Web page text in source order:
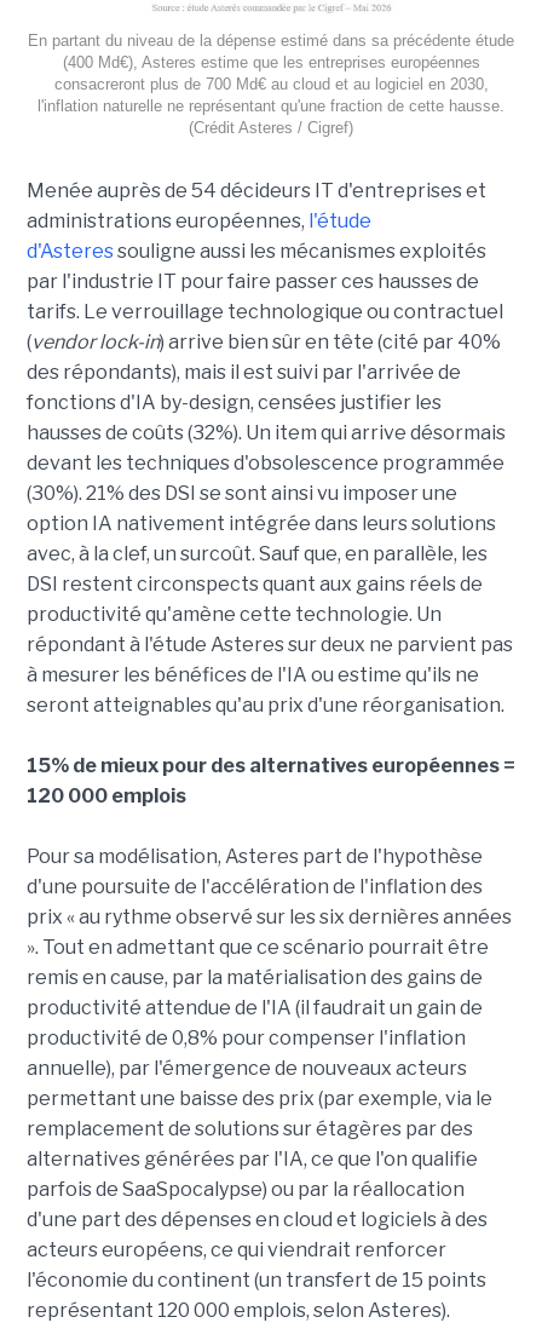
En partant du niveau de la dépense estimé dans sa précédente étude
(400 Md€), Asteres estime que les entreprises européennes
consacreront plus de 700 Md€ au cloud et au logiciel en 2030,
l'inflation naturelle ne représentant qu'une fraction de cette hausse.
(Crédit Asteres / Cigref)
Menée auprès de 54 décideurs IT d'entreprises et
administrations européennes, l'étude
d'Asteressouligne aussi les mécanismes exploités
par l'industrie IT pour faire passer ces hausses de
tarifs. Le verrouillage technologique ou contractuel
(vendor lock-in) arrive bien sûr en tête (cité par 40%
des répondants), mais il est suivi par l'arrivée de
fonctions d'IA by-design, censées justifier les
hausses de coûts (32%). Un item qui arrive désormais
devant les techniques d'obsolescence programmée
(30%). 21% des DSI se sont ainsi vu imposer une
option IA nativement intégrée dans leurs solutions
avec, à la clef, un surcoût. Sauf que, en parallèle, les
DSI restent circonspects quant aux gains réels de
productivité qu'amène cette technologie. Un
répondant à l'étude Asteres sur deux ne parvient pas
à mesurer les bénéfices de l'IA ou estime qu'ils ne
seront atteignables qu'au prix d'une réorganisation.
15% de mieux pour des alternatives européennes =
120 000 emplois
Pour sa modélisation, Asteres part de l'hypothèse
d'une poursuite de l'accélération de l'inflation des
prix « au rythme observé sur les six dernières années
». Tout en admettant que ce scénario pourrait être
remis en cause, par la matérialisation des gains de
productivité attendue de l'IA (il faudrait un gain de
productivité de 0,8% pour compenser l'inflation
annuelle), par l'émergence de nouveaux acteurs
permettant une baisse des prix (par exemple, via le
remplacement de solutions sur étagères par des
alternatives générées par l'IA, ce que l'on qualifie
parfois de SaaSpocalypse) ou par la réallocation
d'une part des dépenses en cloud et logiciels à des
acteurs européens, ce qui viendrait renforcer
l'économie du continent (un transfert de 15 points
représentant 120 000 emplois, selon Asteres).